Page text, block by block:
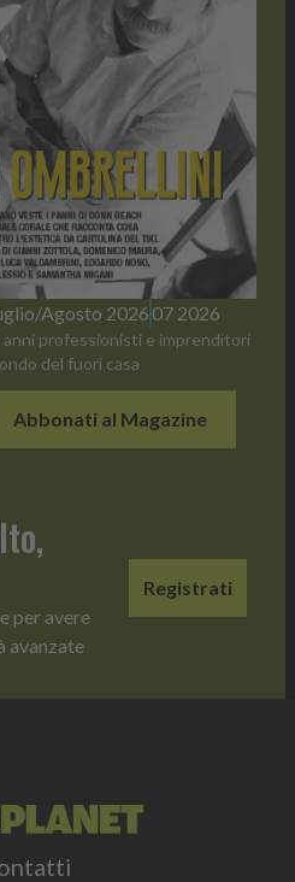
Agosto 2026 07 2026
anni professionisti e imprenditori
del fuori casa
Abbonati al Magazine
per avere
avanzate
Registrati